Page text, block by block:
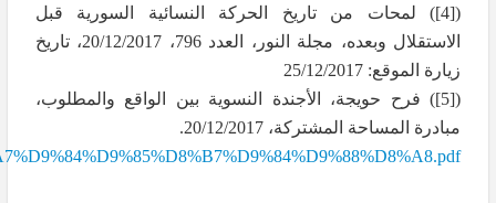
(
[4]) لمحات من تاريخ الحركة النسائية السورية قبل
الاستقلال وبعده، مجلة النور، العدد 796، 20/12/2017، تاريخ
زيارة الموقع: 25/12/2017
(
[5]) فرح حويجة، الأجندة النسوية بين الواقع والمطلوب،
مبادرة المساحة المشتركة، 20/12/2017.